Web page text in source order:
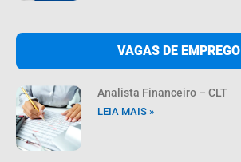
VAGAS DE EMPREGO
Analista Financeiro – CLT
LEIA MAIS »